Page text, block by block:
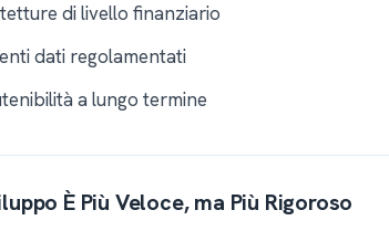
di livello finanziario
dati regolamentati
a lungo termine
È Più Veloce, ma Più Rigoroso